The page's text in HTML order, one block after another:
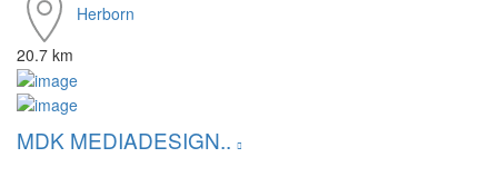
Herborn
20.7 km
MDK MEDIADESIGN..